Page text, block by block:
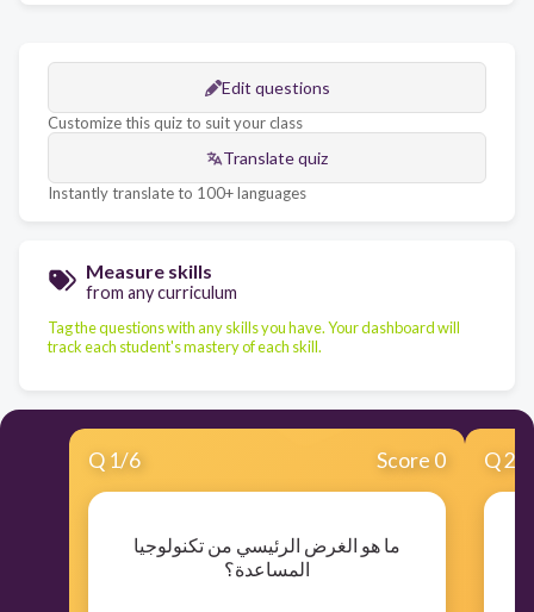
Edit questions
Customize this quiz to suit your class
Translate quiz
Instantly translate to 100+ languages
Measure skills
from any curriculum
Tag the questions with any skills you have. Your dashboard will
track each student's mastery of each skill.
Q 1/6 Score 0
ما هو الغرض الرئيسي من تكنولوجيا
المساعدة؟
Q2